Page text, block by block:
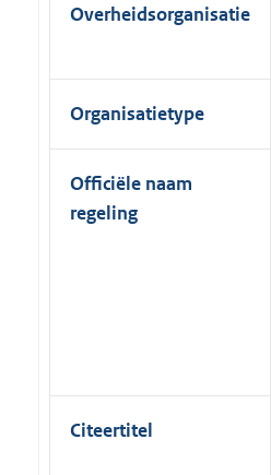
Overheidsorganisatie
Organisatietype
Officiële naam
regeling
Citeertitel